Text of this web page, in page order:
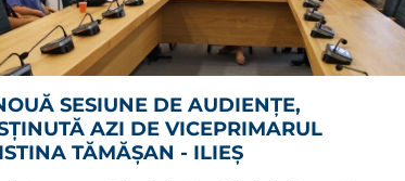
SESIUNE DE AUDIENȚE,
AZI DE VICEPRIMARUL
TĂMĂȘAN - ILIEȘ